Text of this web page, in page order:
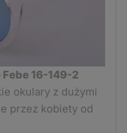
16-149-2
okulary z dużymi
przez kobiety od